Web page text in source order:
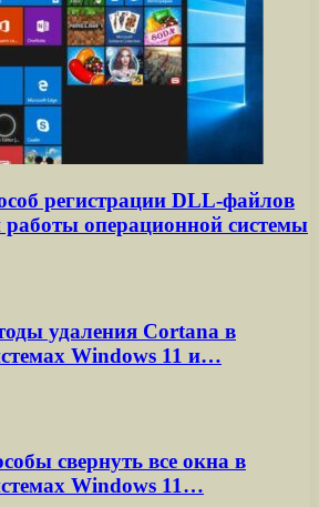
регистрации DLL-файлов
операционной системы
удаления Cortana в
Windows 11 и…
свернуть все окна в
Windows 11…